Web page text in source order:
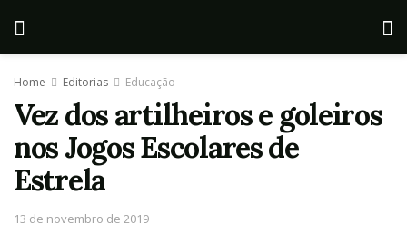
Home Editorias Educação
Vez dos artilheiros e goleiros
nos Jogos Escolares de
Estrela
13 de novembro de 2019